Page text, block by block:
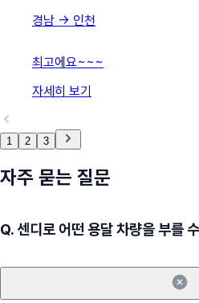
경남 → 인천
최고에요~~~
자세히 보기
1 2 3
자주 묻는 질문
Q.센디로 어떤 용달 차량을 부를